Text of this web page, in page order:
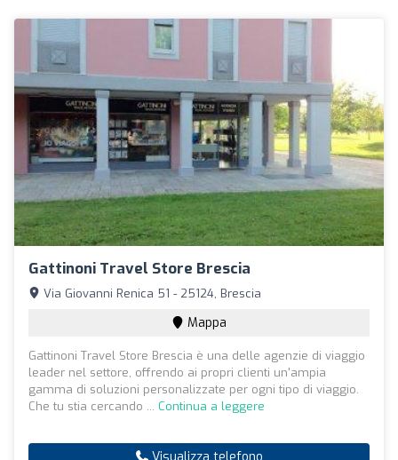
Gattinoni Travel Store Brescia
Via Giovanni Renica 51 - 25124, Brescia
Mappa
Gattinoni Travel Store Brescia è una delle agenzie di viaggio
leader nel settore, offrendo ai propri clienti un'ampia
gamma di soluzioni personalizzate per ogni tipo di viaggio.
Che tu stia cercando ... Continua a leggere